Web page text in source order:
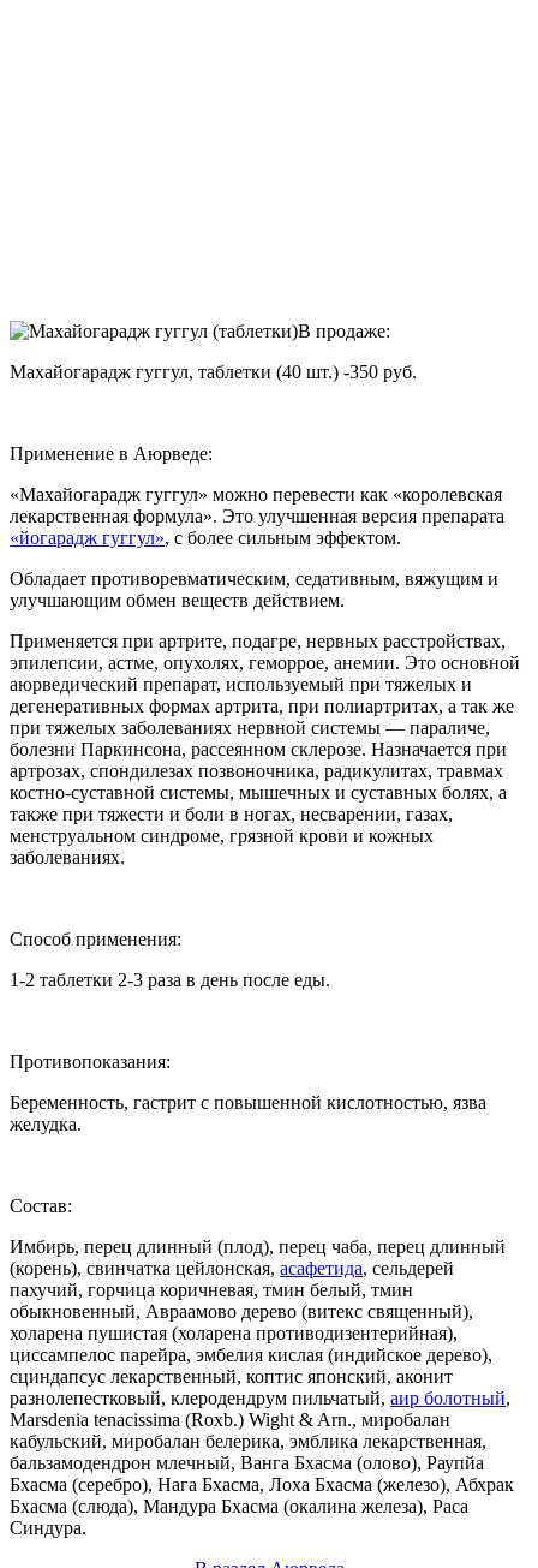
В продаже:
Махайогарадж гуггул, таблетки (40 шт.) -350 руб.
Применение в Аюрведе:
«Махайогарадж гуггул» можно перевести как «королевская
лекарственная формула». Это улучшенная версия препарата
«йогарадж гуггул», с более сильным эффектом.
Обладает противоревматическим, седативным, вяжущим и
улучшающим обмен веществ действием.
Применяется при артрите, подагре, нервных расстройствах,
эпилепсии, астме, опухолях, геморрое, анемии. Это основной
аюрведический препарат, используемый при тяжелых и
дегенеративных формах артрита, при полиартритах, а так же
при тяжелых заболеваниях нервной системы — параличе,
болезни Паркинсона, рассеянном склерозе. Назначается при
артрозах, спондилезах позвоночника, радикулитах, травмах
костно-суставной системы, мышечных и суставных болях, а
также при тяжести и боли в ногах, несварении, газах,
менструальном синдроме, грязной крови и кожных
заболеваниях.
Способ применения:
1-2 таблетки 2-3 раза в день после еды.
Противопоказания:
Беременность, гастрит с повышенной кислотностью, язва
желудка.
Состав:
Имбирь, перец длинный (плод), перец чаба, перец длинный
(корень), свинчатка цейлонская, асафетида, сельдерей
пахучий, горчица коричневая, тмин белый, тмин
обыкновенный, Авраамово дерево (витекс священный),
холарена пушистая (холарена противодизентерийная),
циссампелос парейра, эмбелия кислая (индийское дерево),
сциндапсус лекарственный, коптис японский, аконит
разнолепестковый, клеродендрум пильчатый, аир болотный,
Marsdenia tenacissima (Roxb.) Wight & Arn., миробалан
кабульский, миробалан белерика, эмблика лекарственная,
бальзамодендрон млечный, Ванга Бхасма (олово), Раупйа
Бхасма (серебро), Нага Бхасма, Лоха Бхасма (железо), Абхрак
Бхасма (слюда), Мандура Бхасма (окалина железа), Раса
Синдура.